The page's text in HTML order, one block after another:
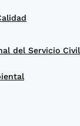
del Servicio Civil